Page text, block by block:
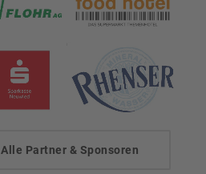
Alle Partner & Sponsoren